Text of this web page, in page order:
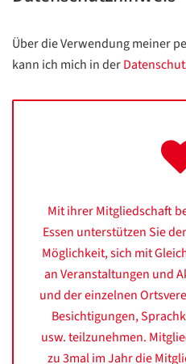
Über die Verwendung meiner
kann ich mich in der
Mit ihrer Mitgliedschaft
Essen unterstützen Sie
Möglichkeit, sich mit
an Veranstaltungen und
und der einzelnen
Besichtigungen,
usw. teilzunehmen.
zu 3mal im Jahr die